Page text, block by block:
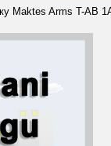
Maktes Arms T-AB